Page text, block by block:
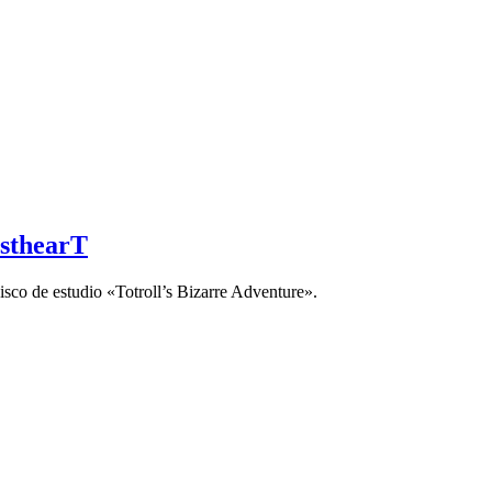
de estudio «Totroll’s Bizarre Adventure».